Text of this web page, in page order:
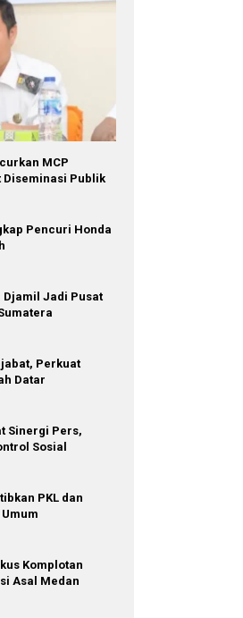
MCP
Diseminasi Publik
Pencuri Honda
Djamil Jadi Pusat
Perkuat
Datar
Sinergi Pers,
Sosial
PKL dan
Komplotan
Asal Medan